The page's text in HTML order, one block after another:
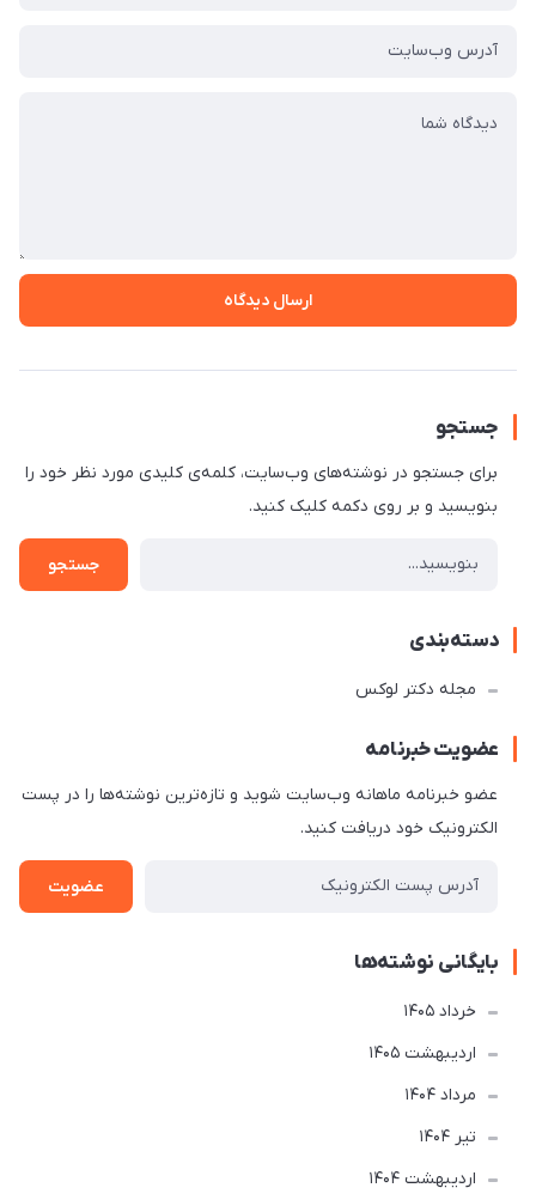
ارسال دیدگاه
جستجو
برای جستجو در نوشته‌های وب‌سایت، کلمه‌ی کلیدی مورد نظر خود را
بنویسید و بر روی دکمه کلیک کنید.
جستجو
دسته‌بندی
مجله دکتر لوکس
عضویت خبرنامه
عضو خبرنامه ماهانه وب‌سایت شوید و تازه‌ترین نوشته‌ها را در پست
الکترونیک خود دریافت کنید.
عضویت
بایگانی نوشته‌ها
خرداد 1405
ارديبهشت 1405
مرداد 1404
تير 1404
ارديبهشت 1404